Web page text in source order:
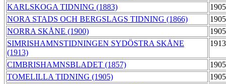
KARLSKOGA TIDNING (1883)
NORA STADS OCH BERGSLAGS TIDNING (1866)
NORRA SKÅNE (1900)
SIMRISHAMNSTIDNINGEN SYDÖSTRA SKÅNE
(1913)
CIMBRISHAMNSBLADET (1857)
TOMELILLA TIDNING (1905)